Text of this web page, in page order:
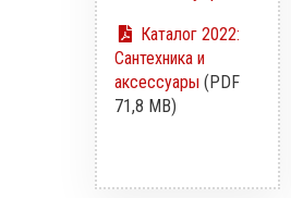
Каталог 2022:
Сантехника и
аксессуары (PDF
71,8 MB)